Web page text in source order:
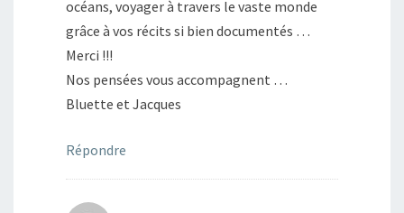
océans, voyager à travers le vaste monde
grâce à vos récits si bien documentés …
Merci !!!
Nos pensées vous accompagnent …
Bluette et Jacques
Répondre